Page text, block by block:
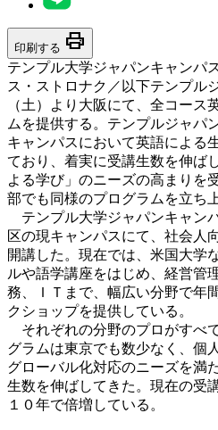
印刷する print
テンプル大学ジャパンキャンパ
ス・ストロナク／以下テンプル
（土）より大阪にて、全コース
ムを提供する。テンプルジャパ
キャンパスにおいて英語による
ており、着実に受講生数を伸ば
よる学び」のニーズの高まりを
部でも同様のプログラムを立ち
テンプル大学ジャパンキャン
区の現キャンパスにて、社会人
開講した。現在では、米国大学
ルや語学講座をはじめ、経営管
務、ＩＴまで、幅広い分野で年
クショップを提供している。
それぞれの分野のプロがすべ
グラムは東京でも数少なく、個
グローバル化対応のニーズを満
生数を伸ばしてきた。現在の受
１０年で倍増している。